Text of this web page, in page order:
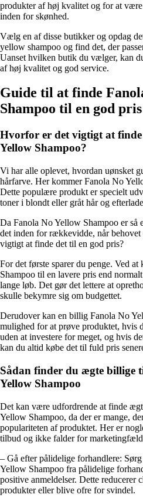
produkter af høj kvalitet og for at være
inden for skønhed.
Vælg en af disse butikker og opdag
yellow shampoo og find det, der
Uanset hvilken butik du vælger, kan
af høj kvalitet og god service.
Guide til at finde
Shampoo til en god pris
Hvorfor er det vigtigt at
Yellow Shampoo?
Vi har alle oplevet, hvordan uønsket
hårfarve. Her kommer Fanola No
Dette populære produkt er specielt
toner i blondt eller gråt hår og
Da Fanola No Yellow Shampoo er så
det inden for rækkevidde, når behovet
vigtigt at finde det til en god pris?
For det første sparer du penge. Ved
Shampoo til en lavere pris end
lange løb. Det gør det lettere at
skulle bekymre sig om budgettet.
Derudover kan en billig Fanola No
mulighed for at prøve produktet, hvis
uden at investere for meget, og hvis
kan du altid købe det til fuld pris
Sådan finder du ægte billige
Yellow Shampoo
Det kan være udfordrende at finde
Yellow Shampoo, da der er mange,
populariteten af produktet. Her er
tilbud og ikke falder for
– Gå efter pålidelige forhandlere:
Yellow Shampoo fra pålidelige
positive anmeldelser. Dette reducerer
produkter eller blive ofre for svindel.